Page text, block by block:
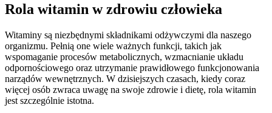
Rola witamin w zdrowiu człowieka
Witaminy są niezbędnymi składnikami odżywczymi dla naszego
organizmu. Pełnią one wiele ważnych funkcji, takich jak
wspomaganie procesów metabolicznych, wzmacnianie układu
odpornościowego oraz utrzymanie prawidłowego funkcjonowania
narządów wewnętrznych. W dzisiejszych czasach, kiedy coraz
więcej osób zwraca uwagę na swoje zdrowie i dietę, rola witamin
jest szczególnie istotna.